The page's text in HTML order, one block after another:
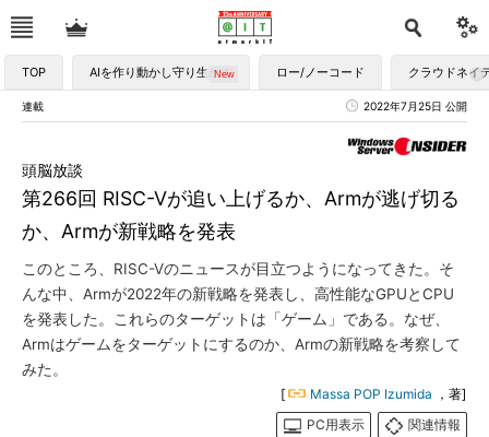
TOP AIを作り動かし守り生かす ロー/ノーコード クラウドネイ
連載 2022年7月25日 公開
第266回 RISC-Vが追い上げるか、Armが逃げ切る
か、Armが新戦略を発表
頭脳放談
このところ、RISC-Vのニュースが目立つようになってきた。そ
んな中、Armが2022年の新戦略を発表し、高性能なGPUとCPU
を発表した。これらのターゲットは「ゲーム」である。なぜ、
Armはゲームをターゲットにするのか、Armの新戦略を考察して
みた。
[ Massa POP Izumida ，著]
PC用表示
関連情報